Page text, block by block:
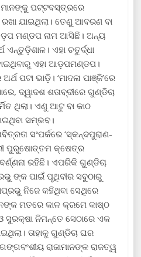
ପଟ୍ଟବସ୍ତ୍ରରେ
ଯାଇଥିଲା। ତେଣୁ ଆବରଣ ବା
ମଣ୍ଡପ ନାମ ଆସିଛି। ଅନ୍ୟ
ଏହା ଚତୁର୍ଦ୍ଧା
ଏହା ଆଡ଼ପମଣ୍ଡପ।
ପଟା ଭାଡ଼ି। ‘ମାଦଳା ପାଞ୍ଜି’ରେ
ଦ୍ୱାଦଶ ଶତାବ୍ଦୀରେ ଗୁଣ୍ଡିଚା
ଥିଲା। ଏଣୁ ଆଟୁ ବା କାଠ
ସମ୍ଭବ।
ସଂପର୍କରେ ‘ସ୍କନ୍ଦପୁରାଣ-
ପୁରୁଷୋତ୍ତମ କ୍ଷେତ୍ର
ରହିଛି। ଏପରିକି ଗୁଣ୍ଡିଚା
ଙ୍କ ପାଇଁ ପୃଥିବୀର ସବୁଠାରୁ
ନିଜେ କହିଥିବା ସେଥିରେ
ମତରେ କାଳ କ୍ରମେ କାଷ୍ଠ
ନିମନ୍ତେ ସେଠାରେ ଏକ
ତାହାକୁ ଗୁଣ୍ଡିଚା ଘର
ରାଜାମାନଙ୍କ ରାଜତ୍ୱ